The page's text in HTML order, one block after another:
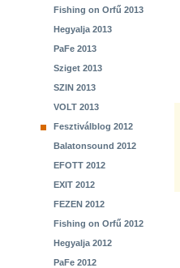
Fishing on Orfű 2013
Hegyalja 2013
PaFe 2013
Sziget 2013
SZIN 2013
VOLT 2013
Fesztiválblog 2012
Balatonsound 2012
EFOTT 2012
EXIT 2012
FEZEN 2012
Fishing on Orfű 2012
Hegyalja 2012
PaFe 2012